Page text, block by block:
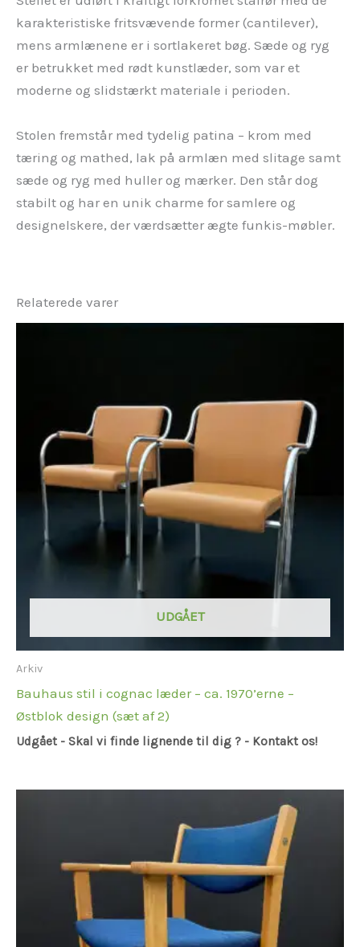
karakteristiske fritsvævende former (cantilever),
mens armlænene er i sortlakeret bøg. Sæde og ryg
er betrukket med rødt kunstlæder, som var et
moderne og slidstærkt materiale i perioden.
Stolen fremstår med tydelig patina – krom med
tæring og mathed, lak på armlæn med slitage samt
sæde og ryg med huller og mærker. Den står dog
stabilt og har en unik charme for samlere og
designelskere, der værdsætter ægte funkis-møbler.
Relaterede varer
UDGÅET
Arkiv
Bauhaus stil i cognac læder – ca. 1970’erne –
Østblok design (sæt af 2)
Udgået - Skal vi finde lignende til dig ? - Kontakt os!